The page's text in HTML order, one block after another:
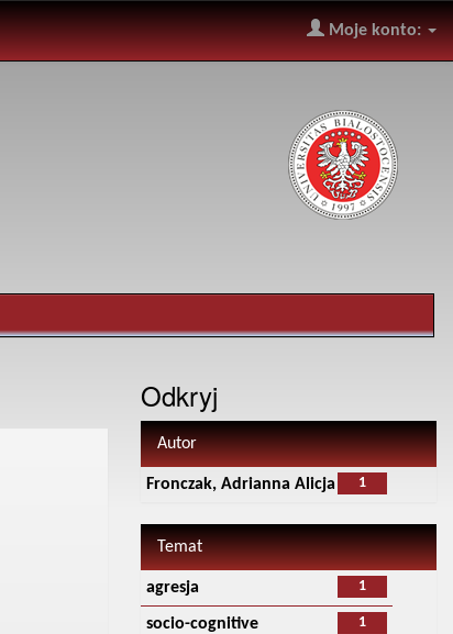
Moje konto:
Odkryj
Autor
1
Fronczak, Adrianna Alicja
Temat
1
agresja
1
socio-cognitive